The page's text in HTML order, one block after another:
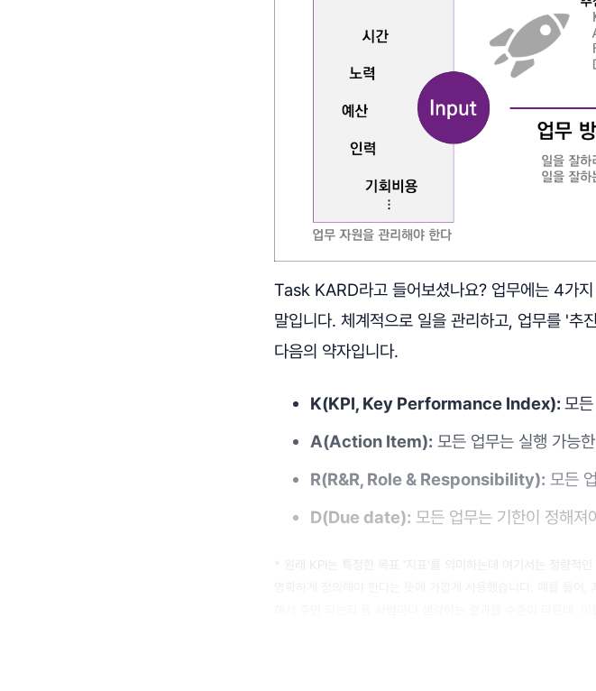
Task KARD라고 들어보셨나요? 업무에는 4가
말입니다. 체계적으로 일을 관리하고, 업무를 '
다음의 약자입니다.
K(KPI, Key Performance Index):모
A(Action Item): 모든 업무는 실행 가능
R(R&R, Role & Responsibility): 모든
D(Due date): 모든 업무는 기한이 정해져
* 원래 KPI는 특정한 목표 '지표'를 의미하는데 여기서는 정량적